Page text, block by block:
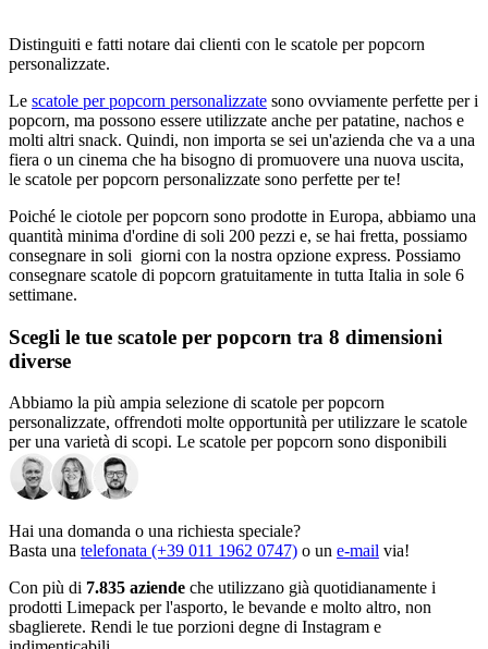
Distinguiti e fatti notare dai clienti con le scatole per popcorn
personalizzate.
Le scatole per popcorn personalizzate sono ovviamente perfette per i
popcorn, ma possono essere utilizzate anche per patatine, nachos e
molti altri snack. Quindi, non importa se sei un'azienda che va a una
fiera o un cinema che ha bisogno di promuovere una nuova uscita,
le scatole per popcorn personalizzate sono perfette per te!
Poiché le ciotole per popcorn sono prodotte in Europa, abbiamo una
quantità minima d'ordine di soli 200 pezzi e, se hai fretta, possiamo
consegnare in soli giorni con la nostra opzione express. Possiamo
consegnare scatole di popcorn gratuitamente in tutta Italia in sole 6
settimane.
Scegli le tue scatole per popcorn tra 8 dimensioni
diverse
Abbiamo la più ampia selezione di scatole per popcorn
personalizzate, offrendoti molte opportunità per utilizzare le scatole
per una varietà di scopi. Le scatole per popcorn sono disponibili
nelle seguenti dimensioni:
0,5 L (17 oz)
1 L (34 oz)
1,5 L (51 oz)
1,7 L (61 oz)
2 L (68 oz)
2,5 L (85 oz)
3 L (102 oz)
Hai una domanda o una richiesta speciale?
Basta una telefonata (+39 011 1962 0747) o un e-mail via!
Con più di 7.835 aziende che utilizzano già quotidianamente i
prodotti Limepack per l'asporto, le bevande e molto altro, non
sbaglierete. Rendi le tue porzioni degne di Instagram e